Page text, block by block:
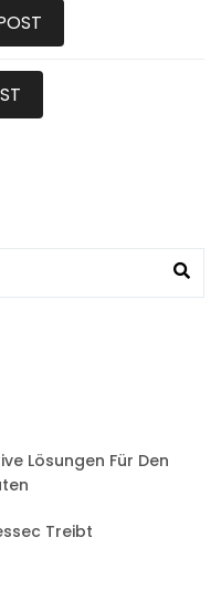
Lösungen Für Den
Treibt